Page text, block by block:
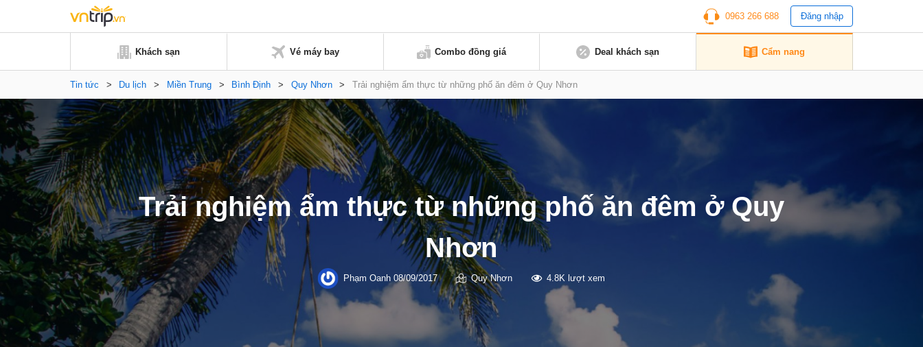
0963 266 688 Đăng nhập
Khách sạn Vé máy bay Combo đồng giá Deal khách sạn Cẩm nang
Tin tức > Du lịch > Miền Trung > Bình Định > Quy Nhơn > Trải nghiệm ẩm thực từ những phố ăn đêm ở Quy Nhơn
Trải nghiệm ẩm thực từ những phố ăn đêm ở Quy
Nhơn
Phạm Oanh08/09/2017 Quy Nhơn 4.8K lượt xem